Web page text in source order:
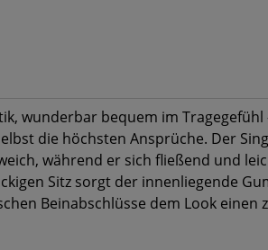
wunderbar bequem im Tragegefühl
die höchsten Ansprüche. Der
während er sich fließend und
Sitz sorgt der innenliegende
Beinabschlüsse dem Look einen